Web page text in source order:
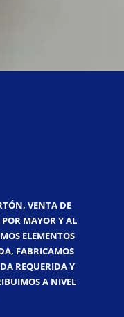
VENTA DE
MAYOR Y AL
ELEMENTOS
FABRICAMOS
REQUERIDA Y
A NIVEL